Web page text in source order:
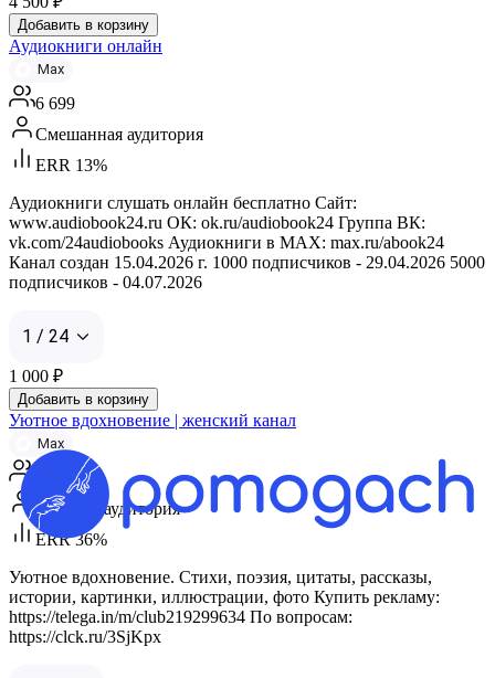
Добавить в корзину
Аудиокниги онлайн
Max
6 699
Смешанная аудитория
ERR 13%
Аудиокниги слушать онлайн бесплатно Сайт:
www.audiobook24.ru ОК: ok.ru/audiobook24 Группа ВК:
vk.com/24audiobooks Аудиокниги в MAX: max.ru/abook24
Канал создан 15.04.2026 г. 1000 подписчиков - 29.04.2026 5000
подписчиков - 04.07.2026
1 / 24
1 000 ₽
Добавить в корзину
Уютное вдохновение | женский канал
Max
4 391
Женская аудитория
ERR 36%
Уютное вдохновение. Стихи, поэзия, цитаты, рассказы,
истории, картинки, иллюстрации, фото Купить рекламу:
https://telega.in/m/club219299634 По вопросам:
https://clck.ru/3SjKpx